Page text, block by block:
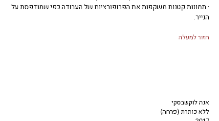
· תמונות קטנות משקפות את הפרופורציות של העבודה כפי שמודפסת על
הנייר.
חזור למעלה
אנה לוקשבסקי
ללא כותרת (פרחה)